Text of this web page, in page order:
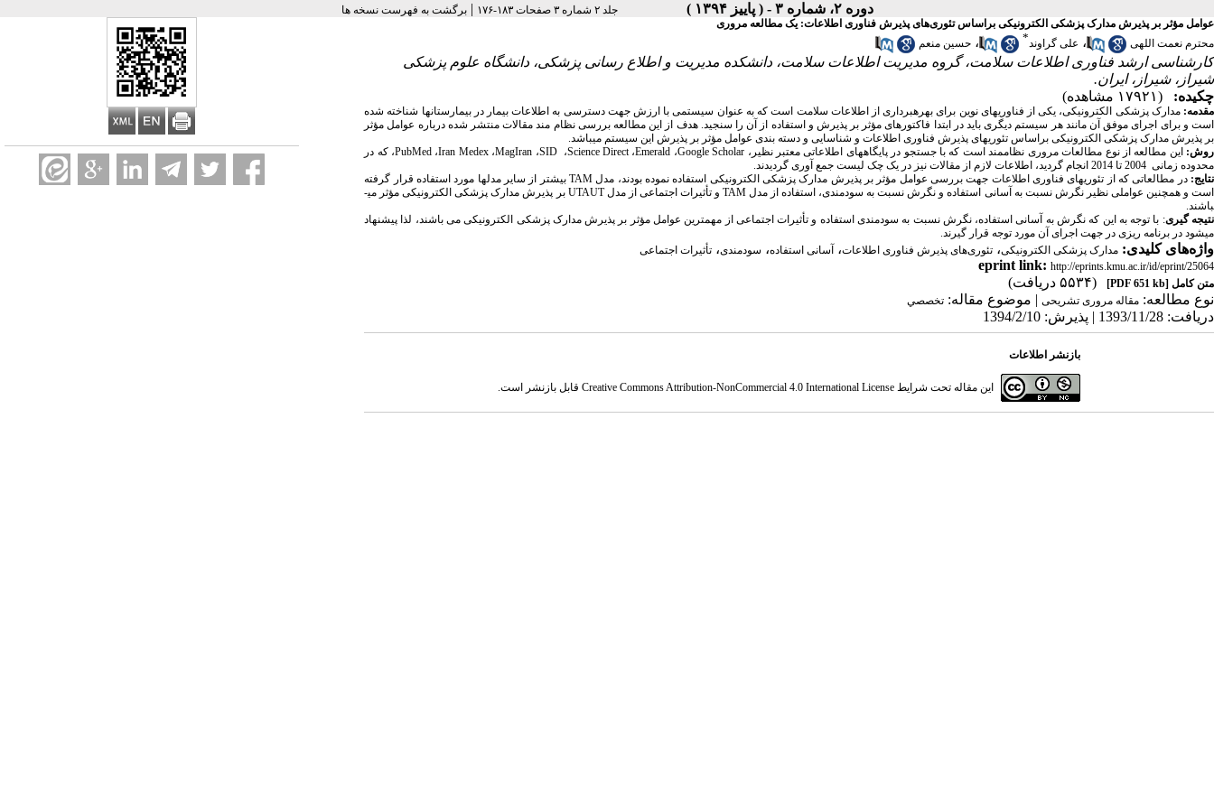
دوره ۲، شماره ۳ - ( پاییز ۱۳۹۴ ) جلد ۲ شماره ۳ صفحات ۱۸۳-۱۷۶ |برگشت به فهرست نسخه ها
عوامل مؤثر بر پذیرش مدارک پزشکی الکترونیکی براساس تئوری‌های پذیرش فناوری اطلاعات: یک مطالعه مروری
محترم نعمت اللهی
، علی گراوند* ، حسین منعم
کارشناسی ارشد فناوری اطلاعات سلامت، گروه مدیریت اطلاعات سلامت، دانشکده مدیریت و اطلاع رسانی پزشکی، دانشگاه علوم پزشکی
شیراز‌، شیراز، ایران.
چکیده:
(۱۷۹۲۱ مشاهده)
مقدمه: مدارک پزشکی الکترونیکی، یکی از فناوری­های نوین برای بهره­برداری از اطلاعات سلامت است که به عنوان سیستمی با ارزش جهت دسترسی به اطلاعات بیمار در بیمارستان­ها شناخته شده
است و برای اجرای موفق آن مانند هر سیستم دیگری باید در ابتدا فاکتورهای مؤثر بر پذیرش و استفاده از آن را سنجید. هدف از این مطالعه بررسی نظام­ مند مقالات منتشر شده درباره عوامل مؤثر
بر پذیرش مدارک پزشکی الکترونیکی براساس تئوری­های پذیرش فناوری اطلاعات و شناسایی و دسته­ بندی عوامل مؤثر بر پذیرش این سیستم می­باشد.
روش: این مطالعه از نوع مطالعات مروری نظام­مند است که با جستجو در پایگاه­های اطلاعاتی معتبر نظیر، Google Scholar، Emerald،Science Direct، SID، Mag­Iran، ­Iran Medex، Pub­Med­، که در
محدوده­ زمانی 2004 تا 2014 انجام گردید، اطلاعات لازم از مقالات نیز در یک چک لیست جمع ­آوری گردیدند.
نتایج: در مطالعاتی که از تئوری­های فناوری اطلاعات جهت بررسی عوامل مؤثر بر پذیرش مدارک پزشکی الکترونیکی استفاده نموده بودند، مدلTAM بیشتر از سایر مدل­ها مورد استفاده قرار گرفته
است و همچنین عواملی نظیر نگرش نسبت به آسانی استفاده و نگرش نسبت به سودمندی، استفاده از مدلTAM و تأثیرات اجتماعی از مدلUTAUTبر پذیرش مدارک پزشکی الکترونیکی مؤثر می­
باشند.
نتیجه ­گیری: با توجه به این که نگرش به آسانی استفاده، نگرش نسبت به سودمندی استفاده و تأثیرات اجتماعی از مهم­ترین عوامل مؤثر بر پذیرش مدارک پزشکی الکترونیکی می­ باشند، لذا پیشنهاد
می­شود در برنامه­ ریزی در جهت اجرای آن مورد توجه قرار گیرند.
واژه‌های کلیدی: مدارک پزشکی الکترونیکی‌، تئوری‌های پذیرش فناوری اطلاعات،آسانی استفاده، سودمندی، تأثیرات اجتماعی
eprint link: http://eprints.kmu.ac.ir/id/eprint/25064
متن کامل [PDF 651 kb]
(۵۵۳۴ دریافت)
نوع مطالعه: مقاله مروری تشریحی | موضوع مقاله: تخصصي
دریافت: 1393/11/28 | پذیرش: 1394/2/10
بازنشر اطلاعات
این مقاله تحت شرایط Creative Commons Attribution-NonCommercial 4.0 International Licenseقابل بازنشر است.